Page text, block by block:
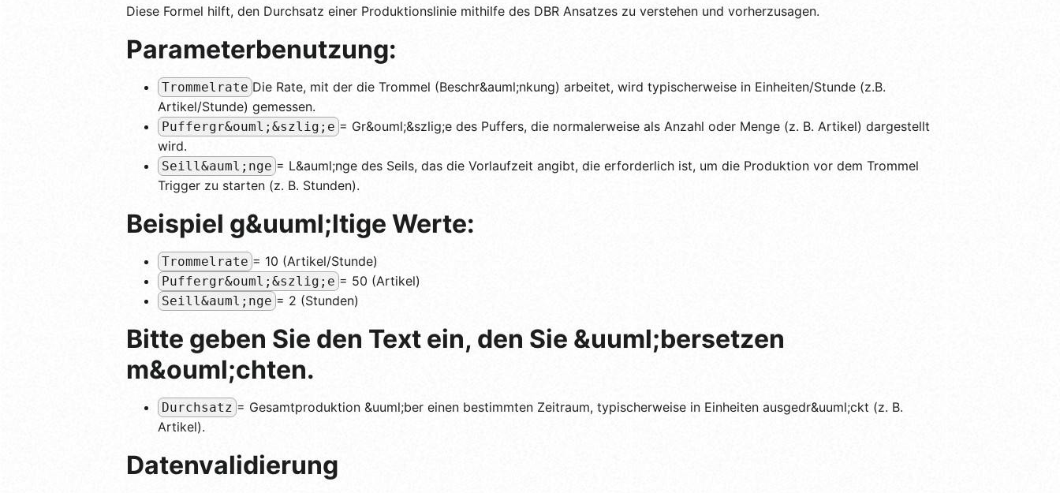
Diese Formel hilft, den Durchsatz einer Produktionslinie mithilfe des DBR Ansatzes zu verstehen und vorherzusagen.
Parameterbenutzung:
Trommelrate Die Rate, mit der die Trommel (Beschr&auml;nkung) arbeitet, wird typischerweise in Einheiten/Stunde (z.B.
Artikel/Stunde) gemessen.
Puffergr&ouml;&szlig;e = Gr&ouml;&szlig;e des Puffers, die normalerweise als Anzahl oder Menge (z. B. Artikel) dargestellt
wird.
Seill&auml;nge = L&auml;nge des Seils, das die Vorlaufzeit angibt, die erforderlich ist, um die Produktion vor dem Trommel
Trigger zu starten (z. B. Stunden).
Beispiel g&uuml;ltige Werte:
Trommelrate = 10 (Artikel/Stunde)
Puffergr&ouml;&szlig;e = 50 (Artikel)
Seill&auml;nge = 2 (Stunden)
Bitte geben Sie den Text ein, den Sie &uuml;bersetzen
m&ouml;chten.
Durchsatz = Gesamtproduktion &uuml;ber einen bestimmten Zeitraum, typischerweise in Einheiten ausgedr&uuml;ckt (z. B.
Artikel).
Datenvalidierung